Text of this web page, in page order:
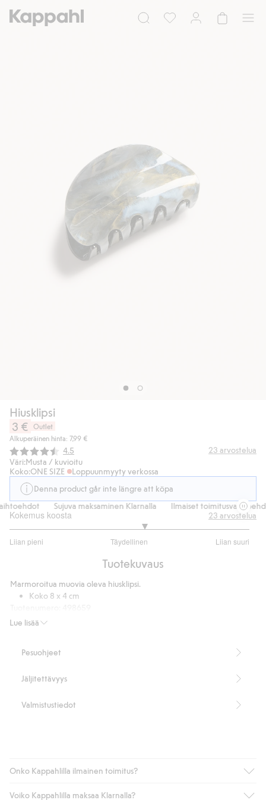
Hiusklipsi
3 €
Outlet
Alkuperäinen hinta: 7,99 €
Keskimääräinen luokitus:
4.5 23 arvostelua
Väri:Musta / kuvioitu
Koko:ONE SIZE
Loppuunmyyty verkossa
Denna product går inte längre att köpa
Sujuva maksaminen Klarnalla Ilmaiset
Kokemus koosta
Liian pieni Täydellinen Liian suuri
/
ääneen
23 arvostelua
Tuotekuvaus
Lue lisää
Marmoroitua muovia oleva hiusklipsi.
Koko 8 x 4 cm
Pesuohjeet
Jäljitettävyys
Valmistustiedot
Onko Kappahlilla ilmainen toimitus?
Voiko Kappahlilla maksaa Klarnalla?